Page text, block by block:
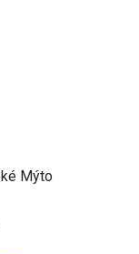
Mýto